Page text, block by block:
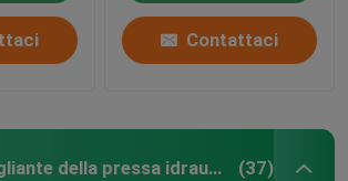
Contattaci
Macchina tagliante della pressa idraulica (37)